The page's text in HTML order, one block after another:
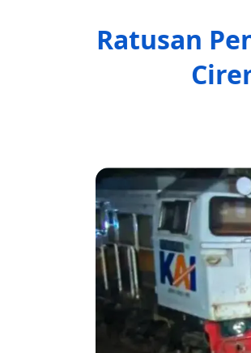
Ratusan